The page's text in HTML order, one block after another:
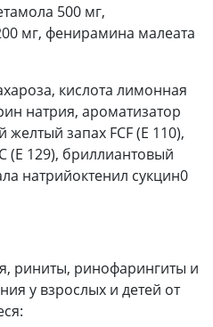
500 мг,
мг, фенирамина малеата
кислота лимонная
натрия, ароматизатор
запах FCF (E 110),
(Е 129), бриллиантовый
натрийоктенил сукцин0
риниты, ринофарингиты и
у взрослых и детей от